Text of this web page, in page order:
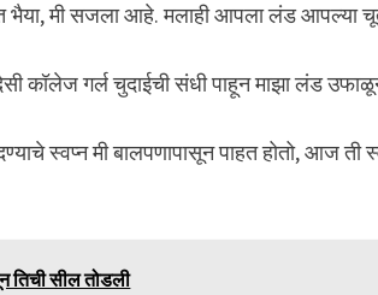
भैया, मी सजला आहे. मलाही आपला लंड आपल्या
गर्ल चुदाईची संधी पाहून माझा लंड
स्वप्न मी बालपणापासून पाहत होतो, आज
तिची सील तोडली